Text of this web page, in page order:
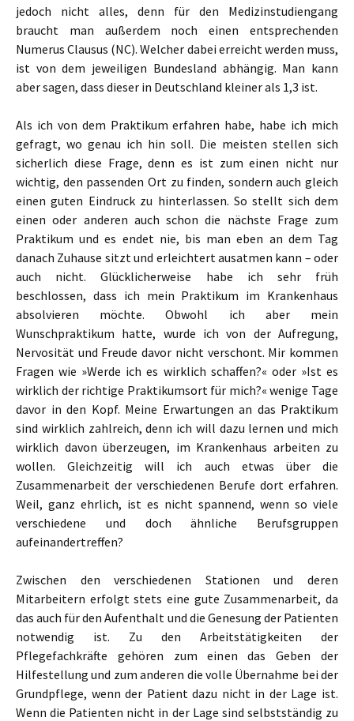
jedoch nicht alles, denn für den Medizinstudiengang
braucht man außerdem noch einen entsprechenden
Numerus Clausus (NC). Welcher dabei erreicht werden muss,
ist von dem jeweiligen Bundesland abhängig. Man kann
aber sagen, dass dieser in Deutschland kleiner als 1,3 ist.
Als ich von dem Praktikum erfahren habe, habe ich mich
gefragt, wo genau ich hin soll. Die meisten stellen sich
sicherlich diese Frage, denn es ist zum einen nicht nur
wichtig, den passenden Ort zu finden, sondern auch gleich
einen guten Eindruck zu hinterlassen. So stellt sich dem
einen oder anderen auch schon die nächste Frage zum
Praktikum und es endet nie, bis man eben an dem Tag
danach Zuhause sitzt und erleichtert ausatmen kann – oder
auch nicht. Glücklicherweise habe ich sehr früh
beschlossen, dass ich mein Praktikum im Krankenhaus
absolvieren möchte. Obwohl ich aber mein
Wunschpraktikum hatte, wurde ich von der Aufregung,
Nervosität und Freude davor nicht verschont. Mir kommen
Fragen wie »Werde ich es wirklich schaffen?« oder »Ist es
wirklich der richtige Praktikumsort für mich?« wenige Tage
davor in den Kopf. Meine Erwartungen an das Praktikum
sind wirklich zahlreich, denn ich will dazu lernen und mich
wirklich davon überzeugen, im Krankenhaus arbeiten zu
wollen. Gleichzeitig will ich auch etwas über die
Zusammenarbeit der verschiedenen Berufe dort erfahren.
Weil, ganz ehrlich, ist es nicht spannend, wenn so viele
verschiedene und doch ähnliche Berufsgruppen
aufeinandertreffen?
Zwischen den verschiedenen Stationen und deren
Mitarbeitern erfolgt stets eine gute Zusammenarbeit, da
das auch für den Aufenthalt und die Genesung der Patienten
notwendig ist. Zu den Arbeitstätigkeiten der
Pflegefachkräfte gehören zum einen das Geben der
Hilfestellung und zum anderen die volle Übernahme bei der
Grundpflege, wenn der Patient dazu nicht in der Lage ist.
Wenn die Patienten nicht in der Lage sind selbstständig zu